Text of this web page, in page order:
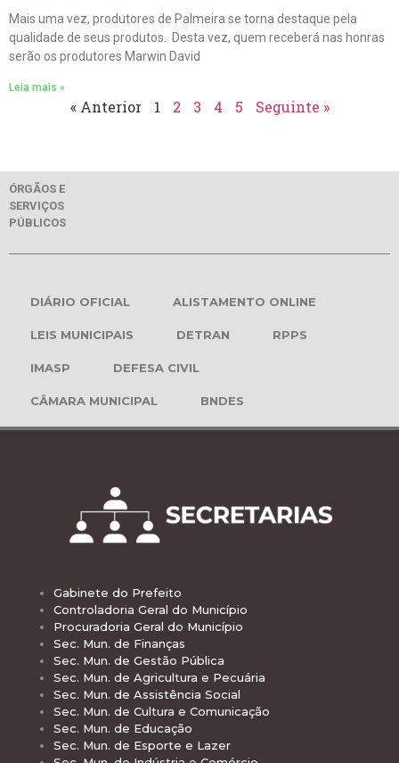
Mais uma vez, produtores de Palmeira se torna destaque pela
qualidade de seus produtos. Desta vez, quem receberá nas honras
serão os produtores Marwin David
Leia mais »
« Anterior 1 2 3 4 5 Seguinte »
ÓRGÃOS E
SERVIÇOS
PÚBLICOS
DIÁRIO OFICIAL ALISTAMENTO ONLINE
LEIS MUNICIPAIS DETRAN RPPS
IMASP DEFESA CIVIL
CÂMARA MUNICIPAL BNDES
Gabinete do Prefeito
Controladoria Geral do Município
Procuradoria Geral do Município
Sec. Mun. de Finanças
Sec. Mun. de Gestão Pública
Sec. Mun. de Agricultura e Pecuária
Sec. Mun. de Assistência Social
Sec. Mun. de Cultura e Comunicação
Sec. Mun. de Educação
Sec. Mun. de Esporte e Lazer